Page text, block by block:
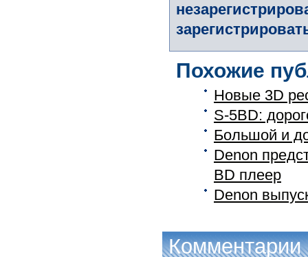
Похожие
Новые 3D
S-5BD:
Большой и
Denon
BD плеер
Denon
Комментарии